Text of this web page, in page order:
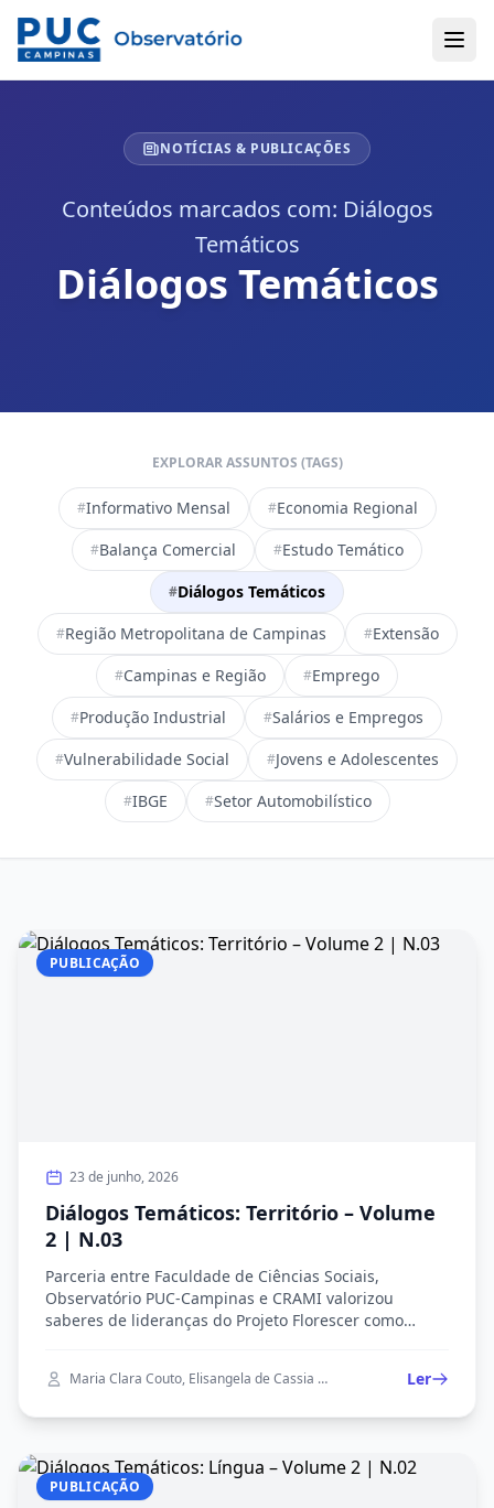
NOTÍCIAS & PUBLICAÇÕES
Conteúdos marcados com: Diálogos
Temáticos
Diálogos Temáticos
EXPLORAR ASSUNTOS (TAGS)
#Informativo Mensal #Economia Regional
#Balança Comercial #Estudo Temático
#Diálogos Temáticos
#Região Metropolitana de Campinas #Extensão
#Campinas e Região #Emprego
#Produção Industrial #Salários e Empregos
#Vulnerabilidade Social #Jovens e Adolescentes
#IBGE #Setor Automobilístico
PUBLICAÇÃO
23 de junho, 2026
Diálogos Temáticos: Território – Volume
2 | N.03
Parceria entre Faculdade de Ciências Sociais,
Observatório PUC-Campinas e CRAMI valorizou
saberes de lideranças do Projeto Florescer como
gerador "Território", com destaque para o caso do
bairro. Transcrição de André Lorenzino, revisão de
Maria Figueiredo Rodrigues, orientação da Profa. Dra.
Maria Clara Couto, Elisangela de Cassia Brasiliano da Costa, Maria Figueiredo Rodrigues, André Nascimento Lorenzino, Camilla Marcondes Massaro Ler
PUBLICAÇÃO